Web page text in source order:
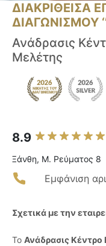
ΔΙΑΚΡΙΘΕΙΣΑ
ΔΙΑΓΩΝΙΣΜΟΥ
Ανάδρασις
Μελέτης
8.9
Ξάνθη, Μ. Ρεύματος 8
Εμφάνιση
Σχετικά με την
Το Ανάδρασις